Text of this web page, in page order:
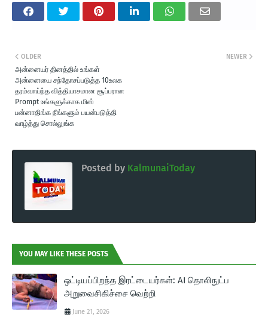
NEWER
OLDER
அன்னையர் தினத்தில் உங்கள்
அன்னையை சந்தோசப்படுத்த 10உலக
தரம்வாய்ந்த வித்தியாசமான சூப்பரான
Prompt உங்களுக்காக மிஸ்
பன்னாதிங்க நீங்களும் பயன்படுத்தி
வாழ்த்து சொல்லுங்க
Posted by KalmunaiToday
YOU MAY LIKE THESE POSTS
ஒட்டியப்பிறந்த இரட்டையர்கள்: AI தொலிநுட்ப
அறுவைசிகிச்சை வெற்றி
June 21, 2026